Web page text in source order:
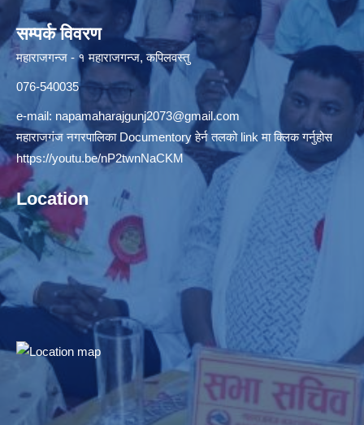
सम्पर्क विवरण
महाराजगन्ज - १ महाराजगन्ज, कपिलवस्तु
076-540035
e-mail: napamaharajgunj2073@gmail.com
महाराजगंज नगरपालिका Documentory हेर्न तलको link मा क्लिक गर्नुहोस
https://youtu.be/nP2twnNaCKM
Location